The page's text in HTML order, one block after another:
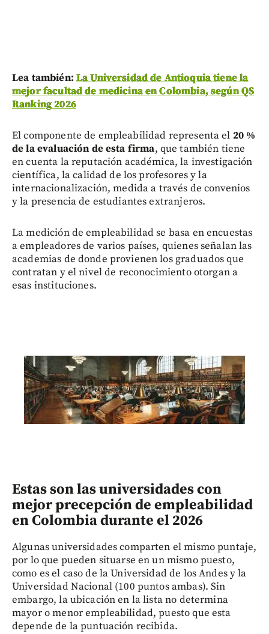
Lea también: La Universidad de Antioquia tiene la
mejor facultad de medicina en Colombia, según QS
Ranking 2026
El componente de empleabilidad representa el 20 %
de la evaluación de esta firma, que también tiene
en cuenta la reputación académica, la investigación
científica, la calidad de los profesores y la
internacionalización, medida a través de convenios
y la presencia de estudiantes extranjeros.
La medición de empleabilidad se basa en encuestas
a empleadores de varios países, quienes señalan las
academias de donde provienen los graduados que
contratan y el nivel de reconocimiento otorgan a
esas instituciones.
Estas son las universidades con
mejor precepción de empleabilidad
en Colombia durante el 2026
Algunas universidades comparten el mismo puntaje,
por lo que pueden situarse en un mismo puesto,
como es el caso de la Universidad de los Andes y la
Universidad Nacional (100 puntos ambas). Sin
embargo, la ubicación en la lista no determina
mayor o menor empleabilidad, puesto que esta
depende de la puntuación recibida.